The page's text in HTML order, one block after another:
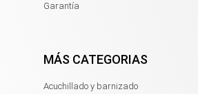
Garantía
MÁS CATEGORIAS
Acuchillado y barnizado